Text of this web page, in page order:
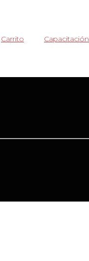
Carrito Capacitación